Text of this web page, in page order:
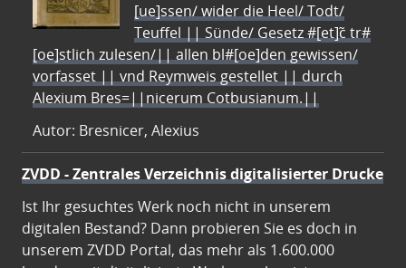
[ue]ssen/ wider die Heel/ Todt/
Teuffel || Sünde/ Gesetz #[et]c̃ tr#
[oe]stlich zulesen/|| allen bl#[oe]den gewissen/
vorfasset || vnd Reymweis gestellet || durch
Alexium Bres=||nicerum Cotbusianum.||
Autor: Bresnicer, Alexius
ZVDD - Zentrales Verzeichnis digitalisierter Drucke
Ist Ihr gesuchtes Werk noch nicht in unserem
digitalen Bestand? Dann probieren Sie es doch in
unserem ZVDD Portal, das mehr als 1.600.000